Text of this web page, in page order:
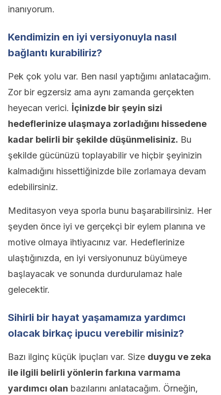
inanıyorum.
Kendimizin en iyi versiyonuyla nasıl
bağlantı kurabiliriz?
Pek çok yolu var. Ben nasıl yaptığımı anlatacağım.
Zor bir egzersiz ama aynı zamanda gerçekten
heyecan verici. İçinizde bir şeyin sizi
hedeflerinize ulaşmaya zorladığını hissedene
kadar belirli bir şekilde düşünmelisiniz. Bu
şekilde gücünüzü toplayabilir ve hiçbir şeyinizin
kalmadığını hissettiğinizde bile zorlamaya devam
edebilirsiniz.
Meditasyon veya sporla bunu başarabilirsiniz. Her
şeyden önce iyi ve gerçekçi bir eylem planına ve
motive olmaya ihtiyacınız var. Hedeflerinize
ulaştığınızda, en iyi versiyonunuz büyümeye
başlayacak ve sonunda durdurulamaz hale
gelecektir.
Sihirli bir hayat yaşamamıza yardımcı
olacak birkaç ipucu verebilir misiniz?
Bazı ilginç küçük ipuçları var. Size duygu ve zeka
ile ilgili belirli yönlerin farkına varmama
yardımcı olan bazılarını anlatacağım. Örneğin,